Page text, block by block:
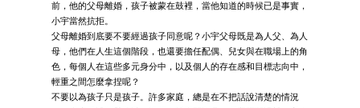
前，他的父母離婚，孩子被蒙在鼓裡，當他知道的時候已是事實，
小宇當然抗拒。
父母離婚到底要不要經過孩子同意呢？小宇父母既是為人父、為人
母，他們在人生這個階段，也還要擔任配偶、兒女與在職場上的角
色，每個人在這些多元身分中，以及個人的存在感和目標志向中，
輕重之間怎麼拿捏呢？
不要以為孩子只是孩子。許多家庭，總是在不把話說清楚的情況